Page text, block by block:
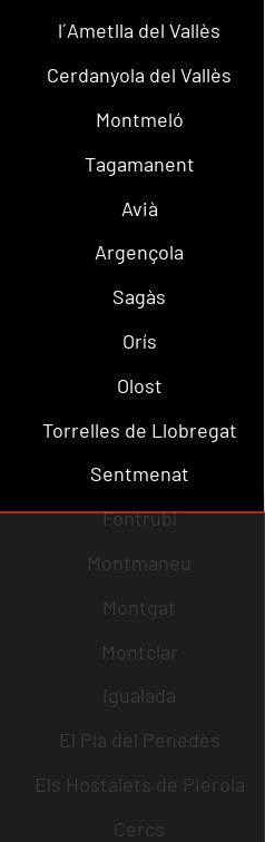
l´Ametlla del Vallès
Cerdanyola del Vallès
Montmeló
Tagamanent
Avià
Argençola
Sagàs
Orís
Olost
Torrelles de Llobregat
Sentmenat
Fontrubí
Montmaneu
Montgat
Montclar
Igualada
El Pla del Penedès
Els Hostalets de Pierola
Cercs